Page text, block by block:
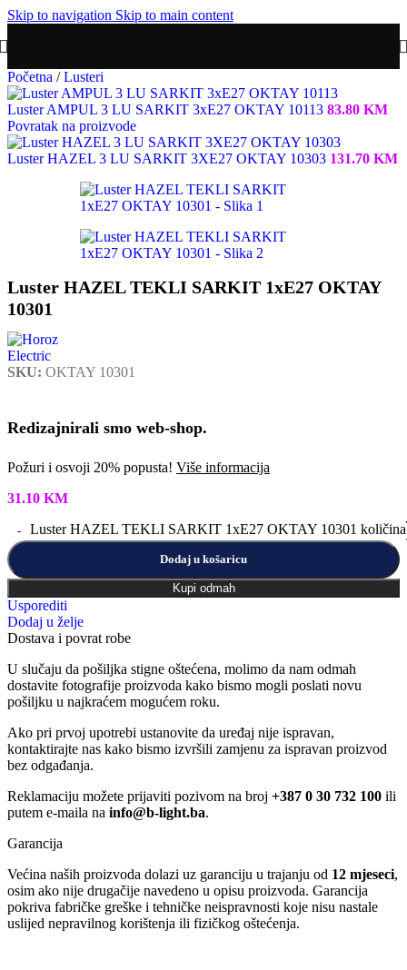
Skip to navigation Skip to main content
Početna / Lusteri
Luster AMPUL 3 LU SARKIT 3xE27 OKTAY 10113 83.80 KM
Povratak na proizvode
Luster HAZEL 3 LU SARKIT 3XE27 OKTAY 10303 131.70 KM
Luster HAZEL TEKLI SARKIT 1xE27 OKTAY
10301
SKU: OKTAY 10301
Redizajnirali smo web-shop.
Požuri i osvoji 20% popusta! Više informacija
31.10 KM
Luster HAZEL TEKLI SARKIT 1xE27 OKTAY 10301 količina
Dodaj u košaricu
Kupi odmah
Usporediti
Dodaj u želje
Dostava i povrat robe
U slučaju da pošiljka stigne oštećena, molimo da nam odmah
dostavite fotografije proizvoda kako bismo mogli poslati novu
pošiljku u najkraćem mogućem roku.
Ako pri prvoj upotrebi ustanovite da uređaj nije ispravan,
kontaktirajte nas kako bismo izvršili zamjenu za ispravan proizvod
bez odgađanja.
Reklamaciju možete prijaviti pozivom na broj +387 0 30 732 100 ili
putem e-maila na info@b-light.ba.
Garancija
Većina naših proizvoda dolazi uz garanciju u trajanju od 12 mjeseci,
osim ako nije drugačije navedeno u opisu proizvoda. Garancija
pokriva fabričke greške i tehničke neispravnosti koje nisu nastale
uslijed nepravilnog korištenja ili fizičkog oštećenja.